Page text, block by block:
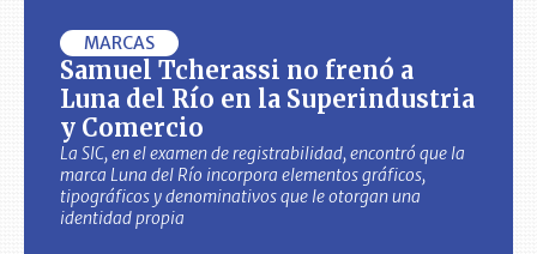
MARCAS
Samuel Tcherassi no frenó a
Luna del Río en la Superindustria
y Comercio
La SIC, en el examen de registrabilidad, encontró que la
marca Luna del Río incorpora elementos gráficos,
tipográficos y denominativos que le otorgan una
identidad propia